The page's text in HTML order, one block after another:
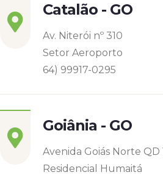
Catalão - GO
Av. Niterói nº 310
Setor Aeroporto
64) 99917-0295
Goiânia - GO
Avenida Goiás Norte QD
Residencial Humaitá